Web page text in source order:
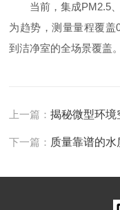
当前，集成PM2.5、
为趋势，测量量程覆盖
到洁净室的全场景覆盖。
上一篇：揭秘微型环境空气
下一篇： 质量靠谱的水质在线监